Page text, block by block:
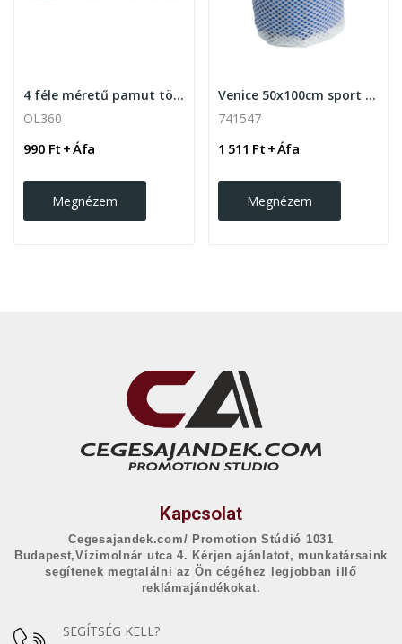
4 féle méretű pamut törölköző 360g
OL360
990 Ft + Áfa
Megnézem
Venice 50x100cm sport törölköző
741547
1 511 Ft + Áfa
Megnézem
Kapcsolat
Cegesajandek.com/ Promotion Stúdió 1031
Budapest,Vízimolnár utca 4. Kérjen ajánlatot, munkatársaink
segítenek megtalálni az Ön cégéhez legjobban illő
reklámajándékokat.
SEGÍTSÉG KELL?